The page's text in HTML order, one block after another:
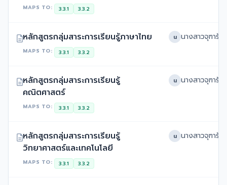
MAPS TO: 3.3.1 3.3.2
หลักสูตรกลุ่มสาระการเรียนรู้ภาษาไทย
MAPS TO: 3.3.1 3.3.2
น
หลักสูตรกลุ่มสาระการเรียนรู้
คณิตศาสตร์
MAPS TO: 3.3.1 3.3.2
น
หลักสูตรกลุ่มสาระการเรียนรู้
วิทยาศาสตร์และเทคโนโลยี
MAPS TO: 3.3.1 3.3.2
น